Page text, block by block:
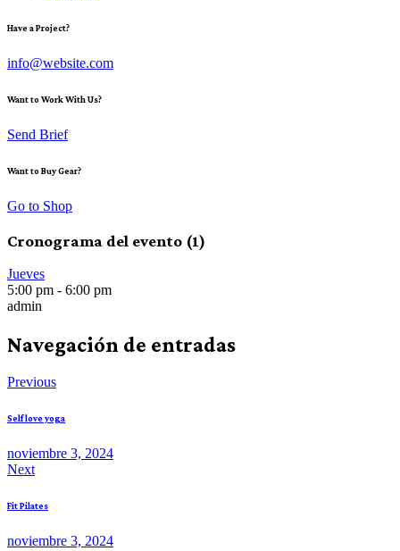
Have a Project?
info@website.com
Want to Work With Us?
Send Brief
Want to Buy Gear?
Go to Shop
Cronograma del evento (1)
Jueves
5:00 pm - 6:00 pm
admin
Navegación de entradas
Previous
Self love yoga
noviembre 3, 2024
Next
Fit Pilates
noviembre 3, 2024